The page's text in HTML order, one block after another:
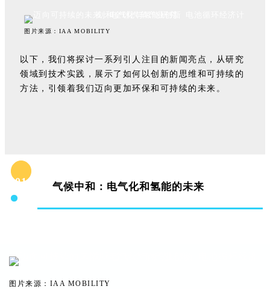
图片来源：IAA MOBILITY
以下，我们将探讨一系列引人注目的新闻亮点，从研究
领域到技术实践，展示了如何以创新的思维和可持续的
方法，引领着我们迈向更加环保和可持续的未来。
01 气候中和：电气化和氢能的未来
图片来源：IAA MOBILITY